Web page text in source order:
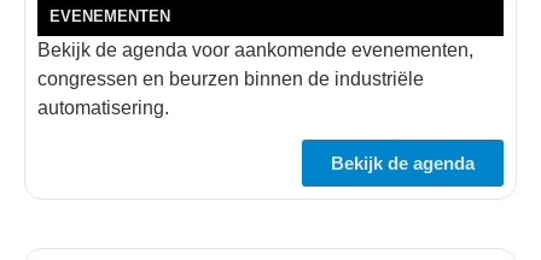
EVENEMENTEN
Bekijk de agenda voor aankomende evenementen,
congressen en beurzen binnen de industriële
automatisering.
Bekijk de agenda